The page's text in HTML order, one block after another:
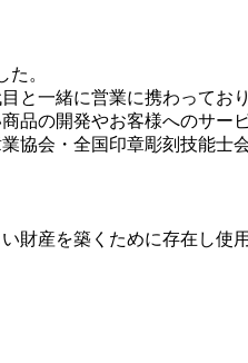
。
と一緒に営業に携わっており
品の開発やお客様へのサー
協会・全国印章彫刻技能士
財産を築くために存在し